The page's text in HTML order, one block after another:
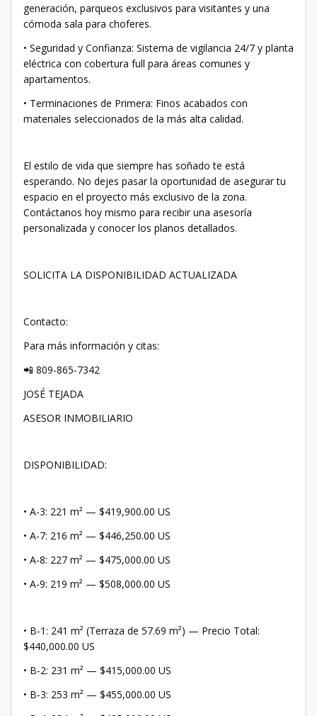
generación, parqueos exclusivos para visitantes y una
cómoda sala para choferes.
• ​Seguridad y Confianza: Sistema de vigilancia 24/7 y planta
eléctrica con cobertura full para áreas comunes y
apartamentos.
• ​Terminaciones de Primera: Finos acabados con
materiales seleccionados de la más alta calidad.
​El estilo de vida que siempre has soñado te está
esperando. No dejes pasar la oportunidad de asegurar tu
espacio en el proyecto más exclusivo de la zona.
Contáctanos hoy mismo para recibir una asesoría
personalizada y conocer los planos detallados.
SOLICITA LA DISPONIBILIDAD ACTUALIZADA
​Contacto:
​Para más información y citas:
📲 809-865-7342
JOSÉ TEJADA
ASESOR INMOBILIARIO
DISPONIBILIDAD:
• A-3: 221 m² — $419,900.00 US
• ​A-7: 216 m² — $446,250.00 US
• ​A-8: 227 m² — $475,000.00 US
• ​A-9: 219 m² — $508,000.00 US
• B-1: 241 m² (Terraza de 57.69 m²) — Precio Total:
$440,000.00 US
• ​B-2: 231 m² — $415,000.00 US
• ​B-3: 253 m² — $455,000.00 US